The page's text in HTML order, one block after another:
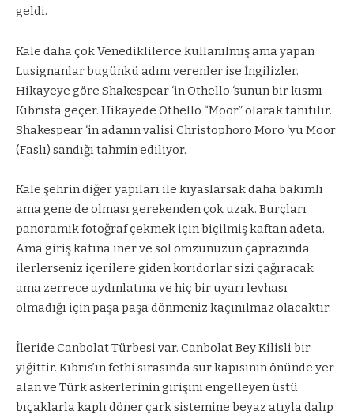
geldi.
Kale daha çok Venediklilerce kullanılmış ama yapan
Lusignanlar bugünkü adını verenler ise İngilizler.
Hikayeye göre Shakespear ‘in Othello ‘sunun bir kısmı
Kıbrısta geçer. Hikayede Othello “Moor” olarak tanıtılır.
Shakespear ‘in adanın valisi Christophoro Moro ‘yu Moor
(Faslı) sandığı tahmin ediliyor.
Kale şehrin diğer yapıları ile kıyaslarsak daha bakımlı
ama gene de olması gerekenden çok uzak. Burçları
panoramik fotoğraf çekmek için biçilmiş kaftan adeta.
Ama giriş katına iner ve sol omzunuzun çaprazında
ilerlerseniz içerilere giden koridorlar sizi çağıracak
ama zerrece aydınlatma ve hiç bir uyarı levhası
olmadığı için paşa paşa dönmeniz kaçınılmaz olacaktır.
İleride Canbolat Türbesi var. Canbolat Bey Kilisli bir
yiğittir. Kıbrıs’ın fethi sırasında sur kapısının önünde yer
alan ve Türk askerlerinin girişini engelleyen üstü
bıçaklarla kaplı döner çark sistemine beyaz atıyla dalıp